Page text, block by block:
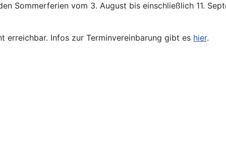
Sommerferien vom 3. August bis einschließlich 11.
Infos zur Terminvereinbarung gibt es hier.